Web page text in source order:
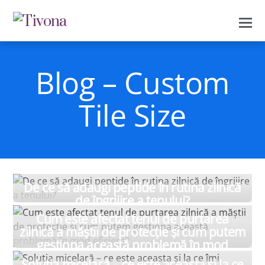
Blog – Custom
Tile Size
NOIEMBRIE 30, 2022
De ce să adaugi peptide în rutina zilnică
de îngrijire a tenului?
OCTOMBRIE 27, 2020
Cum este afectat tenul de purtarea
zilnică a măștii de protecție și cum putem
gestiona această problemă în mod
eficient?